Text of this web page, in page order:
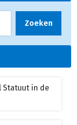
Zoeken
Statuut in de